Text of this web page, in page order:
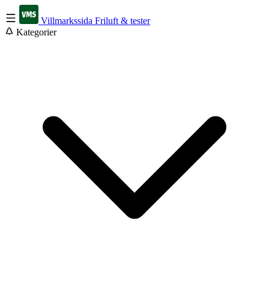
Villmarkssida Friluft & tester
Kategorier